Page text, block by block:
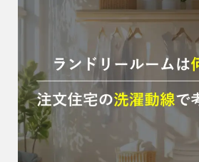
ショールーム・モデルハウス
施工事例・お客様の声
会社情報
スタッフ紹介